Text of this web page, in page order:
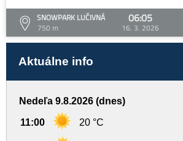
SNOWPARK LUČIVNÁ
750 m
06:05
16. 3. 2026
Aktuálne info
Nedeľa 9.8.2026 (dnes)
11:00 20 °C